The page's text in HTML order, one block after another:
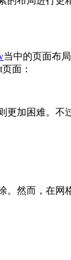
当中的页面布
面：
更加困难。不
然而，在